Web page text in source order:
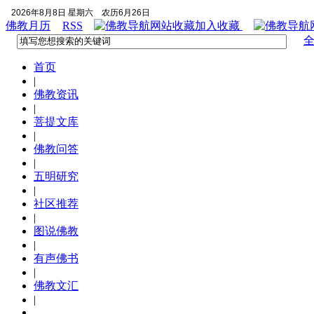
2026年8月8日 星期六 农历6月26日
佛教月历 RSS 加入收藏
首页
|
佛教资讯
|
菩提文库
|
佛教问答
|
五明研究
|
社区推荐
|
图说佛教
|
有声佛书
|
佛教文汇
|